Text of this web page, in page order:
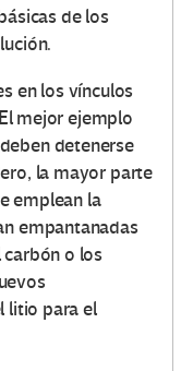
de los
en los vínculos
mejor ejemplo
detenerse
la mayor parte
emplean la
empantanadas
o los
litio para el